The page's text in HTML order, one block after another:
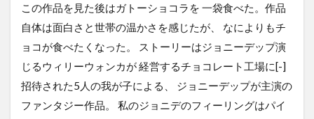
この作品を見た後はガトーショコラを 一袋食べた。作品
自体は面白さと世帯の温かさを感じたが、 なによりもチ
ョコが食べたくなった。 ストーリーはジョニーデップ演
じるウィリーウォンカが 経営するチョコレート工場に[-]
招待された5人の我が子による、 ジョニーデップが主演の
ファンタジー作品。 私のジョニデのフィーリングはパイ